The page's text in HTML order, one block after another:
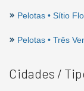
Pelotas • Sítio
Pelotas • Três
Cidades /